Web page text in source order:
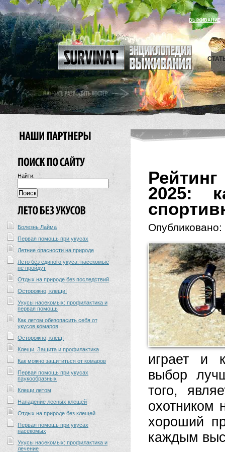
ВЫЖИВАНИЕ
Найти:
Болезнь Лайма
Первая помощь при укусах
Летние опасности на природе
Лето без единого укуса: насекомые
не пройдут
Отдых на природе без последствий
Осторожно, клещи!
Укусы насекомых: профилактика и
первая помощь
Как летом обезопасить себя от
укусов комаров
Осторожно, клещ!
Клещи. Защита и профилактика
Как можно защититься от комаров
Первая помощь при укусах
паукообразных
Клещи летом
Нападение лесных клещей
Отдых на природе без клещей
Первая помощь при укусах
насекомых
Укусы насекомых: профилактика и
лечение
2025:
Опубликовано:
играет и
выбор
того,
охотником
хороший
каждым